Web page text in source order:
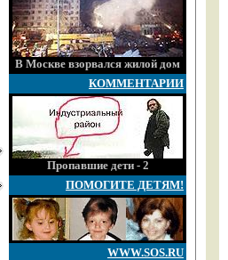
В Москве взорвался жилой дом
КОММЕНТАРИИ
Пропавшие дети - 2
ПОМОГИТЕ ДЕТЯМ!
WWW.SOS.RU